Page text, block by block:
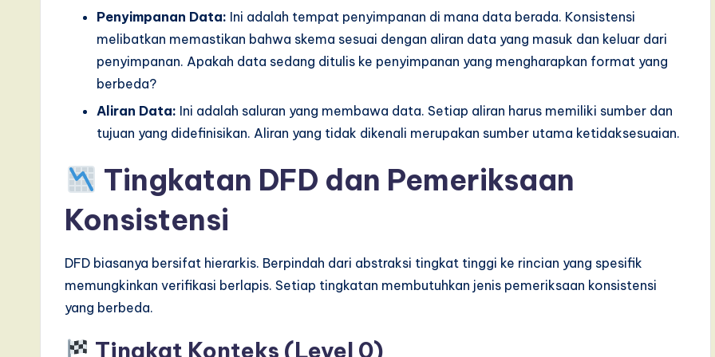
Penyimpanan Data: Ini adalah tempat penyimpanan di mana data berada. Konsistensi
melibatkan memastikan bahwa skema sesuai dengan aliran data yang masuk dan keluar dari
penyimpanan. Apakah data sedang ditulis ke penyimpanan yang mengharapkan format yang
berbeda?
Aliran Data: Ini adalah saluran yang membawa data. Setiap aliran harus memiliki sumber dan
tujuan yang didefinisikan. Aliran yang tidak dikenali merupakan sumber utama ketidaksesuaian.
Tingkatan DFD dan Pemeriksaan
Konsistensi
DFD biasanya bersifat hierarkis. Berpindah dari abstraksi tingkat tinggi ke rincian yang spesifik
memungkinkan verifikasi berlapis. Setiap tingkatan membutuhkan jenis pemeriksaan konsistensi
yang berbeda.
Tingkat Konteks (Level 0)